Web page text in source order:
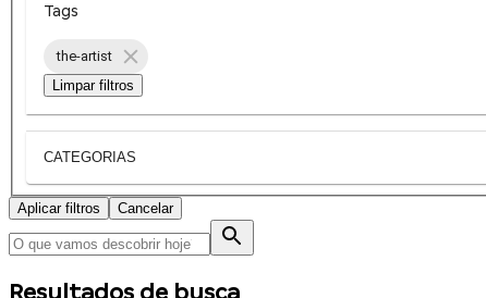
Tags
the-artist
Limpar filtros
CATEGORIAS
Aplicar filtros Cancelar
Resultados de busca